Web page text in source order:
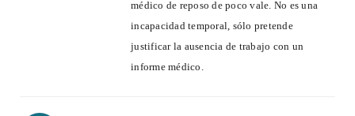
médico de reposo de poco vale. No es una
incapacidad temporal, sólo pretende
justificar la ausencia de trabajo con un
informe médico.